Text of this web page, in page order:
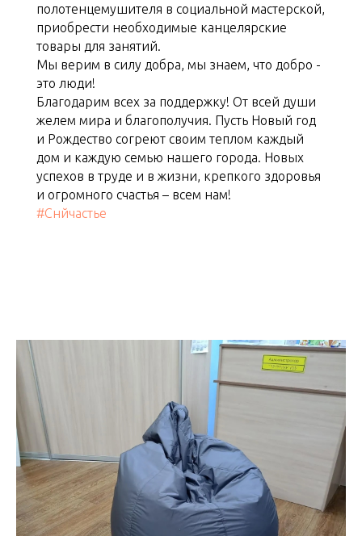
полотенцемушителя в социальной мастерской,
приобрести необходимые канцелярские
товары для занятий.
Мы верим в силу добра, мы знаем, что добро -
это люди!
Благодарим всех за поддержку! От всей души
желем мира и благополучия. Пусть Новый год
и Рождество согреют своим теплом каждый
дом и каждую семью нашего города. Новых
успехов в труде и в жизни, крепкого здоровья
и огромного счастья – всем нам!
#Снйчастье